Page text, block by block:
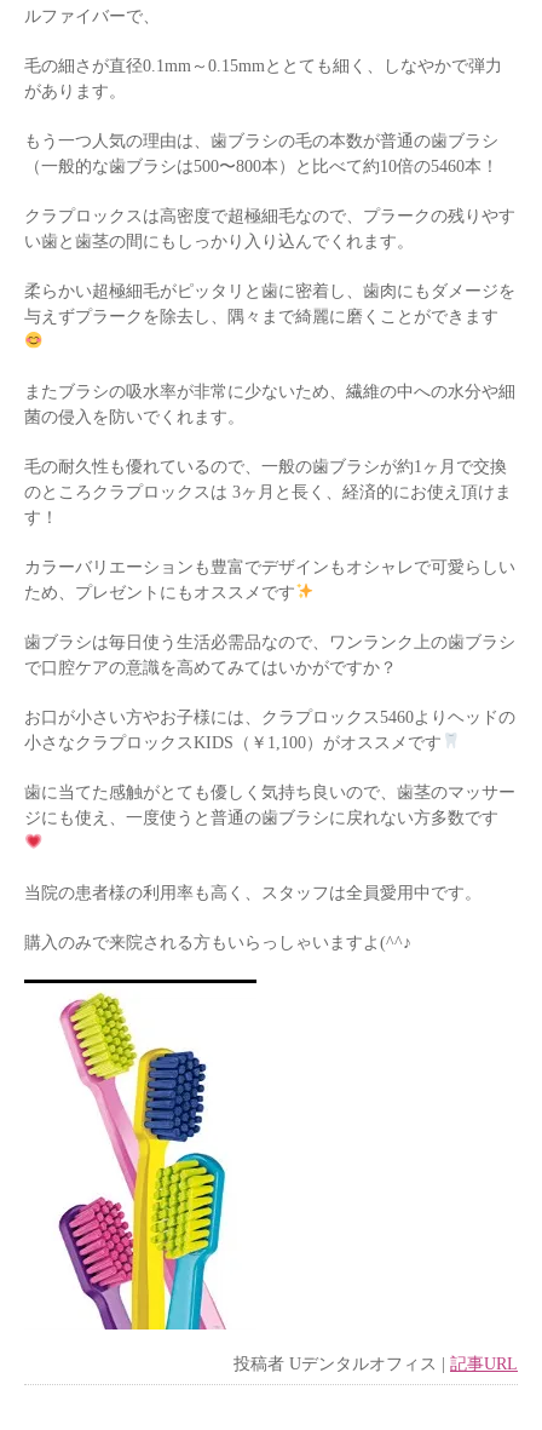
ルファイバーで、
毛の細さが直径0.1mm～0.15mmととても細く、しなやかで弾力
があります。
もう一つ人気の理由は、歯ブラシの毛の本数が普通の歯ブラシ
（一般的な歯ブラシは500〜800本）と比べて約10倍の5460本！
クラプロックスは高密度で超極細毛なので、プラークの残りやす
い歯と歯茎の間にもしっかり入り込んでくれます。
柔らかい超極細毛がピッタリと歯に密着し、歯肉にもダメージを
与えずプラークを除去し、隅々まで綺麗に磨くことができます
またブラシの吸水率が非常に少ないため、繊維の中への水分や細
菌の侵入を防いでくれます。
毛の耐久性も優れているので、一般の歯ブラシが約1ヶ月で交換
のところクラプロックスは 3ヶ月と長く、経済的にお使え頂けま
す！
カラーバリエーションも豊富でデザインもオシャレで可愛らしい
ため、プレゼントにもオススメです
歯ブラシは毎日使う生活必需品なので、ワンランク上の歯ブラシ
で口腔ケアの意識を高めてみてはいかがですか？
お口が小さい方やお子様には、クラプロックス5460よりヘッドの
小さなクラプロックスKIDS（￥1,100）がオススメです
歯に当てた感触がとても優しく気持ち良いので、歯茎のマッサー
ジにも使え、一度使うと普通の歯ブラシに戻れない方多数です
当院の患者様の利用率も高く、スタッフは全員愛用中です。
購入のみで来院される方もいらっしゃいますよ(^^♪
投稿者 Uデンタルオフィス | 記事URL